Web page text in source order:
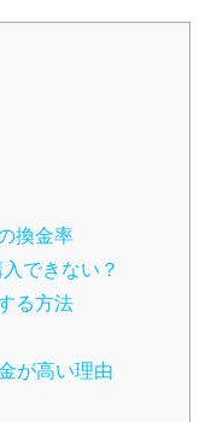
換金率
できない？
る方法
が高い理由